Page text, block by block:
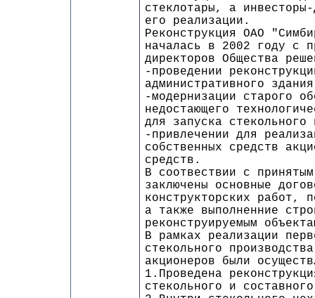
стеклотары, а
его реализации.
Реконструкция ОАО
началась в 2002 году с
директоров Общества
-проведении
административного
-модернизации старого
недостающего
для запуска стекольного
-привлечении для
собственных средств
средств.
В соотвествии с
заключены основные
конструкторских работ,
а также выполненние
реконструируемым
В рамках реализации
стекольного
акционеров были
1.Проведена
стекольного и